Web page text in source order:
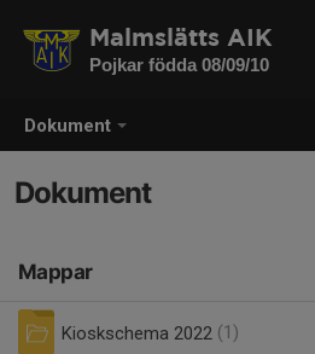
Dokument
Malmslätts AIK
Pojkar födda 08/09/10
Dokument
Mappar
Kioskschema 2022 (1)